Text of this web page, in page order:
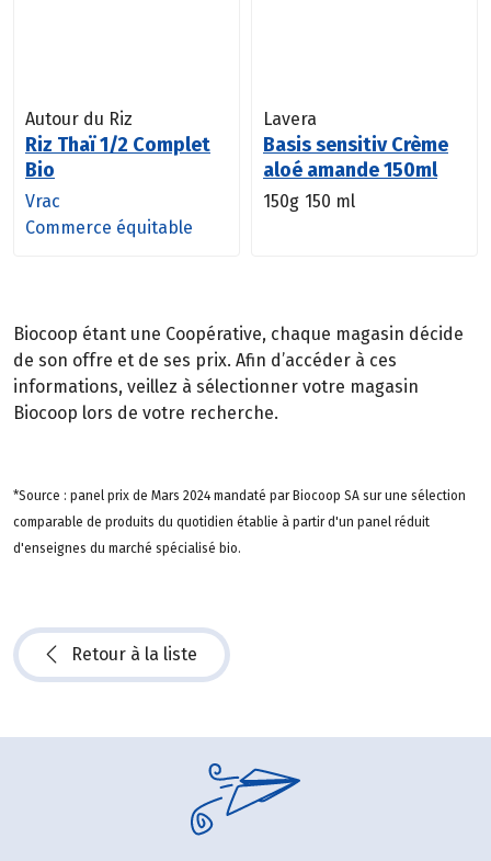
Autour du Riz
Riz Thaï 1/2 Complet
Bio
Vrac
Commerce équitable
Lavera
Basis sensitiv Crème
aloé amande 150ml
150g 150 ml
Biocoop étant une Coopérative, chaque magasin décide
de son offre et de ses prix. Afin d’accéder à ces
informations, veillez à sélectionner votre magasin
Biocoop lors de votre recherche.
*Source : panel prix de Mars 2024 mandaté par Biocoop SA sur une sélection
comparable de produits du quotidien établie à partir d'un panel réduit
d'enseignes du marché spécialisé bio.
Retour à la liste